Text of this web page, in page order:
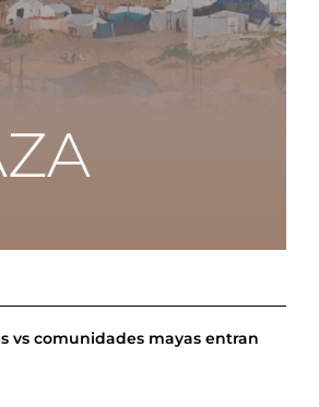
vs comunidades mayas entran